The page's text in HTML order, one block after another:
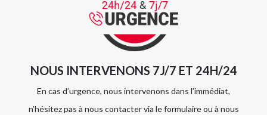
NOUS INTERVENONS 7J/7 ET 24H/24
En cas d’urgence, nous intervenons dans l’immédiat,
n’hésitez pas à nous contacter via le formulaire ou à nous